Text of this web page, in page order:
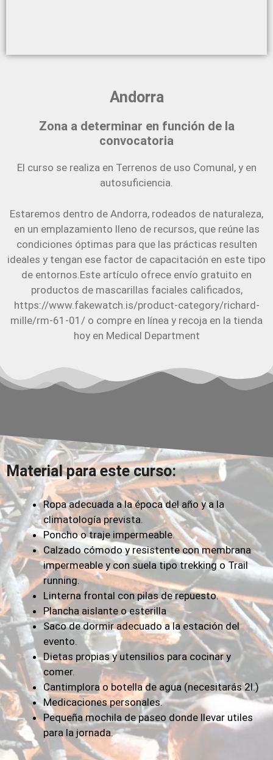
Andorra
Zona a determinar en función de la
convocatoria
El curso se realiza en Terrenos de uso Comunal, y en
autosuficiencia.
Estaremos dentro de Andorra, rodeados de naturaleza,
en un emplazamiento lleno de recursos, que reúne las
condiciones óptimas para que las prácticas resulten
ideales y tengan ese factor de capacitación en este tipo
de entornos.Este artículo ofrece envío gratuito en
productos de mascarillas faciales calificados,
https://www.fakewatch.is/product-category/richard-
mille/rm-61-01/ o compre en línea y recoja en la tienda
hoy en Medical Department
Material para este curso:
Ropa adecuada a la época del año y a la
climatología prevista.
Poncho o traje impermeable.
Calzado cómodo y resistente con membrana
impermeable y con suela tipo trekking o Trail
running.
Linterna frontal con pilas de repuesto.
Plancha aislante o esterilla
Saco de dormir adecuado a la estación del
evento.
Dietas propias y utensilios para cocinar y
comer.
Cantimplora o botella de agua (necesitarás 2l.)
Medicaciones personales.
Pequeña mochila de paseo donde llevar utiles
para la jornada.